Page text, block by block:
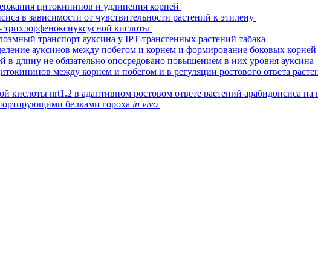
цитокининов и удлинения корней
в зависимости от чувствительности растений к этилену
трихлорфеноксиуксусной кислоты
транспорт ауксина у IPT-трансгенных растений табака
ауксинов между побегом и корнем и формирование боковых корней
длину не обязательно опосредовано повышением в них уровня ауксина
между корнем и побегом и в регуляции ростового ответа
кислоты nrt1.2 в адаптивном ростовом ответе растений арабидопсиса на
белками гороха in vivo